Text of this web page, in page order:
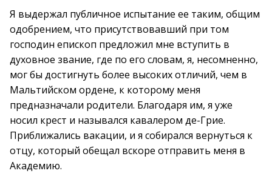
Я выдержал публичное испытание ее таким, общим
одобрением, что присутствовавший при том
господин епископ предложил мне вступить в
духовное звание, где по его словам, я, несомненно,
мог бы достигнуть более высоких отличий, чем в
Мальтийском ордене, к которому меня
предназначали родители. Благодаря им, я уже
носил крест и назывался кавалером де-Грие.
Приближались вакации, и я собирался вернуться к
отцу, который обещал вскоре отправить меня в
Академию.